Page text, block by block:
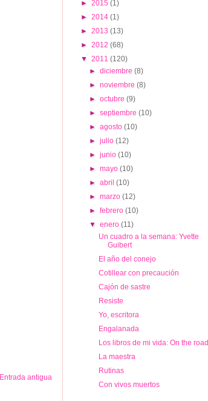
Entrada antigua
► 2015 (1)
► 2014 (1)
► 2013 (13)
► 2012 (68)
▼ 2011 (120)
►diciembre(8)
►noviembre(8)
►octubre(9)
►septiembre(10)
►agosto(10)
►julio(12)
►junio(10)
►mayo(10)
►abril(10)
►marzo(12)
►febrero(10)
▼enero(11)
Un cuadro a la semana: Yvette
Guibert
El año del conejo
Cotillear con precaución
Cajón de sastre
Resiste
Yo, escritora
Engalanada
Los libros de mi vida: On the road
La maestra
Rutinas
Con vivos muertos